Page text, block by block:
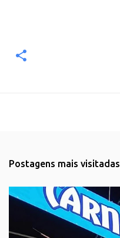
Postagens mais visitadas